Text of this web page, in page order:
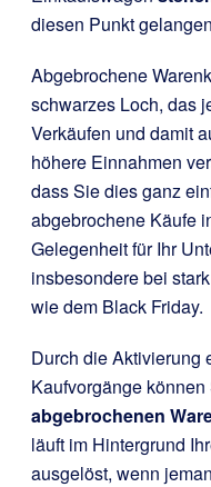
diesen Punkt
Abgebrochene
schwarzes Loch, das
Verkäufen und damit
höhere Einnahmen
dass Sie dies ganz
abgebrochene Käufe
Gelegenheit für Ihr
insbesondere bei
wie dem Black Friday.
Durch die Aktivierung
Kaufvorgänge können
abgebrochenen
läuft im Hintergrund
ausgelöst, wenn